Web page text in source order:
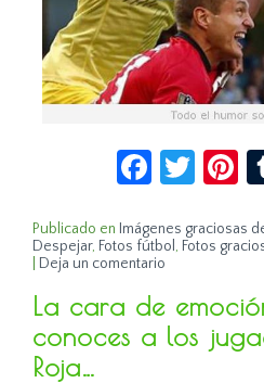
Publicado en Imágenes graciosas
Despejar, Fotos fútbol , Fotos
Deja un comentario
La cara de
conoces a los
Roja…